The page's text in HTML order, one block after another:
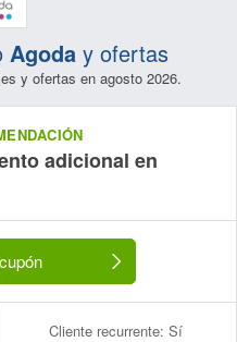
Agoda y ofertas
y ofertas en agosto 2026.
adicional en
Cliente recurrente: Sí